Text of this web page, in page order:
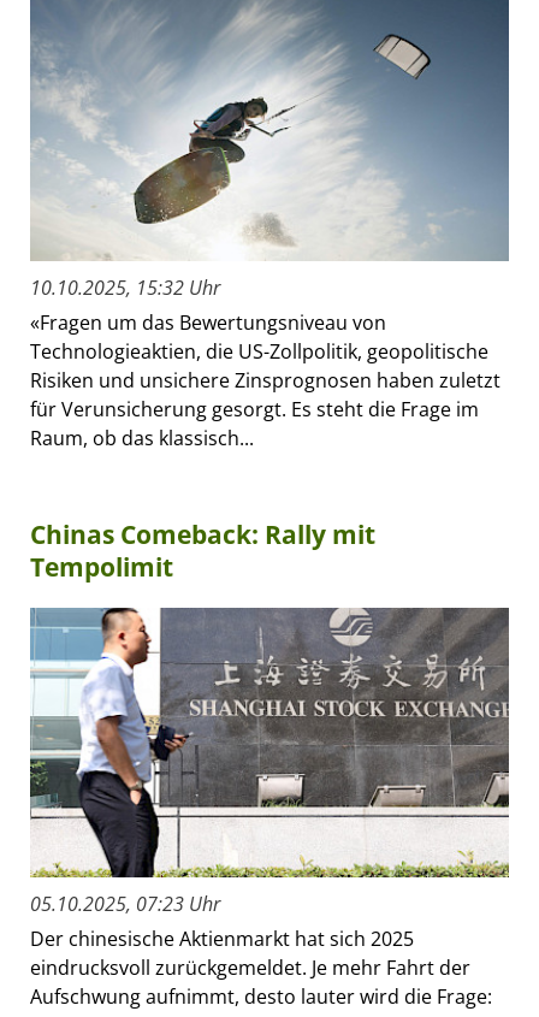
10.10.2025, 15:32 Uhr
«Fragen um das Bewertungsniveau von
Technologieaktien, die US-Zollpolitik, geopolitische
Risiken und unsichere Zinsprognosen haben zuletzt
für Verunsicherung gesorgt. Es steht die Frage im
Raum, ob das klassisch...
Chinas Comeback: Rally mit
Tempolimit
05.10.2025, 07:23 Uhr
Der chinesische Aktienmarkt hat sich 2025
eindrucksvoll zurückgemeldet. Je mehr Fahrt der
Aufschwung aufnimmt, desto lauter wird die Frage: